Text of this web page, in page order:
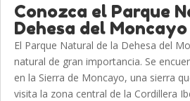
Conozca el Parque
Dehesa del Moncayo
El Parque Natural de la Dehesa del
natural de gran importancia. Se
en la Sierra de Moncayo, una sierra
visita la zona central de la Cordillera